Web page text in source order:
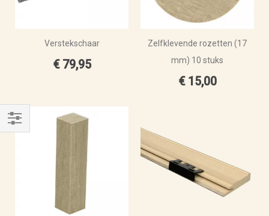
Filteren
Verstekschaar
€ 79,95
Zelfklevende rozetten (17
mm) 10 stuks
€ 15,00